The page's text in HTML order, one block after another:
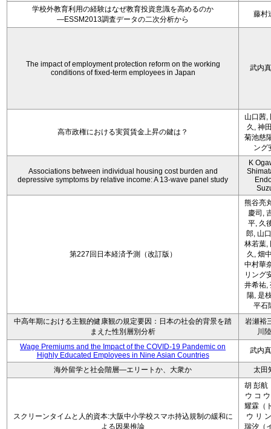
学校外教育利用の経験はなぜ教育投資意識を高めるのか
―ESSM2013調査データの二次分析から
藤村
The impact of employment protection reform on the working
conditions of fixed-term employees in Japan
武内
高市政権における実質賃金上昇の鍵は？
山口茜,
久, 神
菊池慈
ング
Associations between individual housing cost burden and
depressive symptoms by relative income: A 13-wave panel study
K
第227回日本経済予測（改訂版）
熊谷亮
慶司,
平, 久
郎, 山
林若葉,
久, 畑
中村華
リング
井希祐,
陽, 是
平石
中高年期における主観的健康観の規定要因：日本の社会的背景を踏
まえた性別層別分析
岩瀬裕
川
Wage Premiums and the Impact of the COVID‑19 Pandemic on
Highly Educated Employees in Nine Asian Countries
武内
海外留学と社会階層―エリートか、大衆か 太田
スクリーンタイムと人的資本:大阪中小学校スマホ持込規制の緩和に
よる因果推論
胡 彭航
ウ コ
耀霖（
ウ リ
瑞汐（